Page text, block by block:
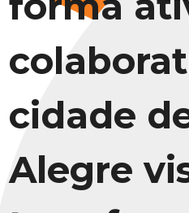
cidade
Alegre